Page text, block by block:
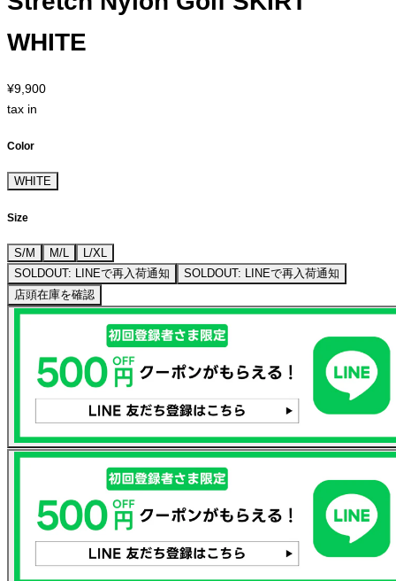
WHITE
¥9,900
tax in
Color
WHITE
Size
S/M M/L
L/XL
SOLDOUT: LINEで再入荷通知
SOLDOUT: LINEで再入荷通知
店頭在庫を確認